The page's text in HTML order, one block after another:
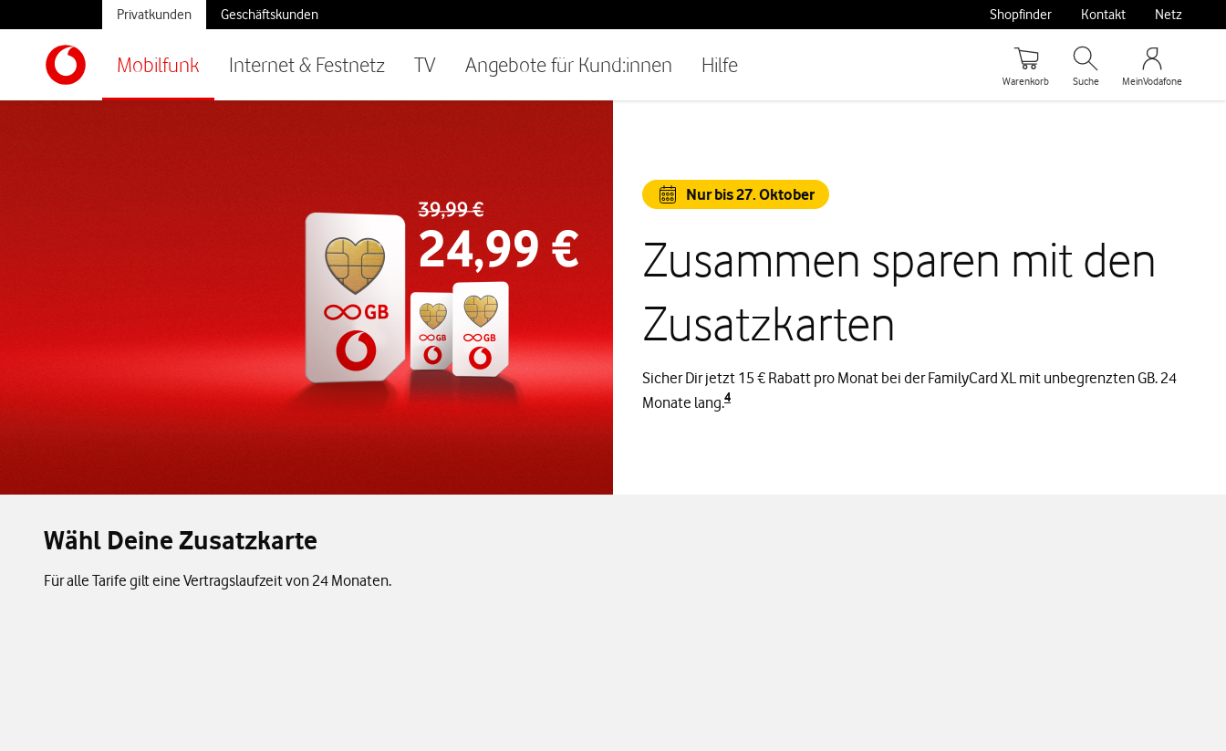
Mobilfunk Internet & Festnetz TV Angebote für Kund:innen Hilfe
Privatkunden Geschäftskunden Shopfinder Kontakt Netz
Warenkorb Suche MeinVodafone
Nur bis 27. Oktober
Zusammen sparen mit den
Zusatzkarten
Sicher Dir jetzt 15 € Rabatt pro Monat bei der FamilyCard XL mit unbegrenzten GB. 24
Monate lang.4
Wähl Deine Zusatzkarte
Für alle Tarife gilt eine Vertragslaufzeit von 24 Monaten.